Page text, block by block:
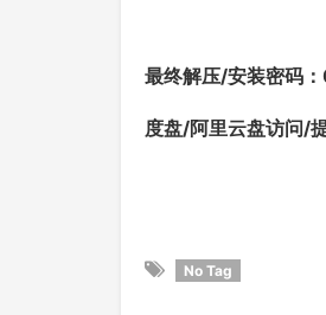
最终解压/安装密码
度盘/阿里云盘访问/
No Tag